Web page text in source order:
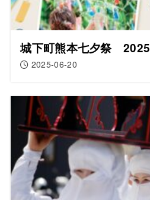
城下町熊本七夕祭 2025
2025-06-20